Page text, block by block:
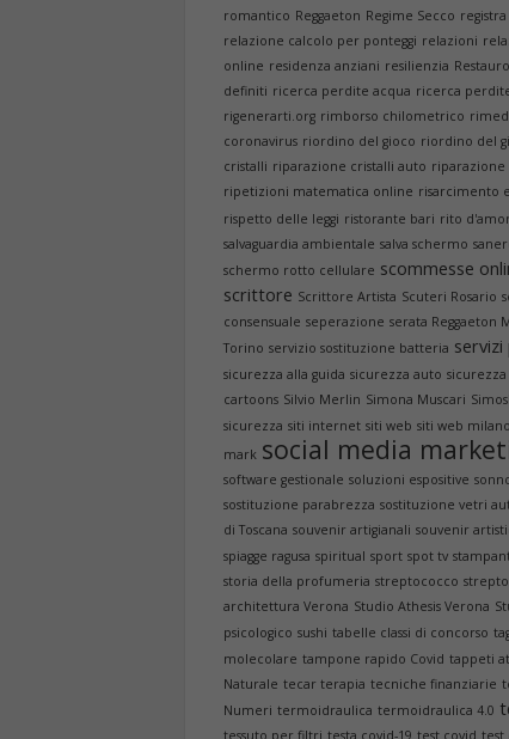
romantico Reggaeton Regime Secco
relazione calcolo per ponteggi relazioni
online residenza anziani resilienzia
definiti ricerca perdite acqua ricerca
rigenerarti.org rimborso chilometrico
coronavirus riordino del gioco riordino del
cristalli riparazione cristalli auto riparazione
ripetizioni matematica online risarcimento
rispetto delle leggi ristorante bari rito
salvaguardia ambientale salva schermo
schermo rotto cellulare scommesse
scrittore Scrittore Artista Scuteri Rosario
consensuale seperazione serata Reggaeton
Torino servizio sostituzione batteria
sicurezza alla guida sicurezza auto
cartoons Silvio Merlin Simona Muscari
sicurezza siti internet siti web siti web milano
mark social media
software gestionale soluzioni espositive
sostituzione parabrezza sostituzione vetri
di Toscana souvenir artigianali souvenir
spiagge ragusa spiritual sport spot tv
storia della profumeria streptococco
architettura Verona Studio Athesis Verona
psicologico sushi tabelle classi di concorso
molecolare tampone rapido Covid tappeti
Naturale tecar terapia tecniche finanziarie
Numeri termoidraulica termoidraulica 4.0
tessuto per filtri testa covid-19 test covid test